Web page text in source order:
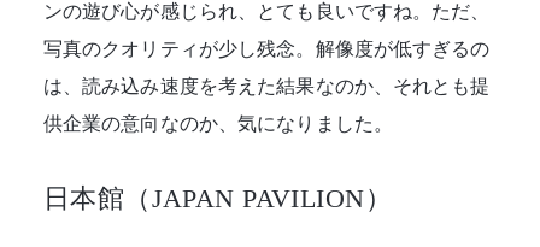
ンの遊び心が感じられ、とても良いですね。ただ、
写真のクオリティが少し残念。解像度が低すぎるの
は、読み込み速度を考えた結果なのか、それとも提
供企業の意向なのか、気になりました。
日本館（JAPAN PAVILION）